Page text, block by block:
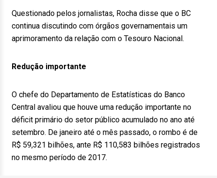
Questionado pelos jornalistas, Rocha disse que o BC
continua discutindo com órgãos governamentais um
aprimoramento da relação com o Tesouro Nacional.
Redução importante
O chefe do Departamento de Estatísticas do Banco
Central avaliou que houve uma redução importante no
déficit primário do setor público acumulado no ano até
setembro. De janeiro até o mês passado, o rombo é de
R$ 59,321 bilhões, ante R$ 110,583 bilhões registrados
no mesmo período de 2017.